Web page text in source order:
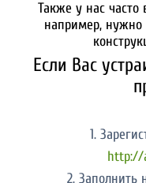
Также у нас часто
например, нужно
Если Вас
1.
http://
2. Заполнить